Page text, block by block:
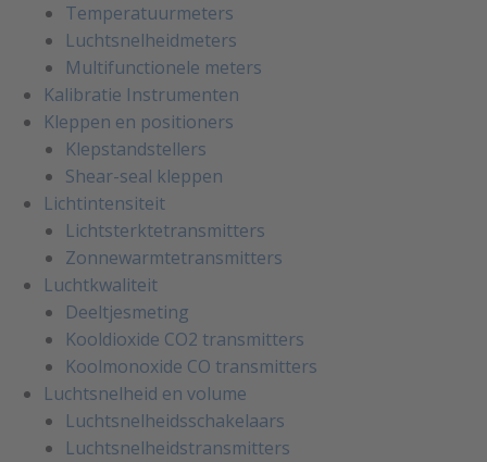
Temperatuurmeters
Luchtsnelheidmeters
Multifunctionele meters
Kalibratie Instrumenten
Kleppen en positioners
Klepstandstellers
Shear-seal kleppen
Lichtintensiteit
Lichtsterktetransmitters
Zonnewarmtetransmitters
Luchtkwaliteit
Deeltjesmeting
Kooldioxide CO2 transmitters
Koolmonoxide CO transmitters
Luchtsnelheid en volume
Luchtsnelheidsschakelaars
Luchtsnelheidstransmitters